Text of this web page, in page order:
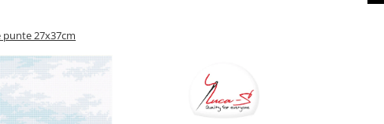
punte 27x37cm